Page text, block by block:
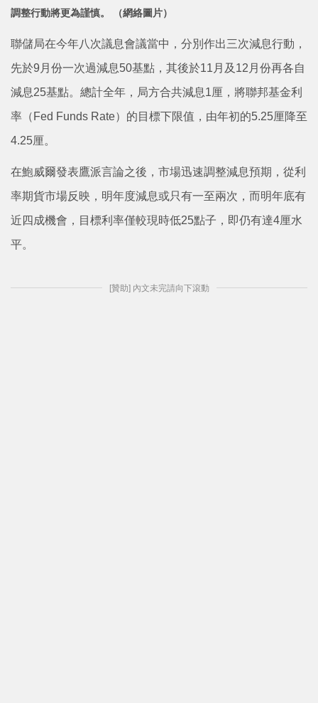
調整行動將更為謹慎。 （網絡圖片）
聯儲局在今年八次議息會議當中，分別作出三次減息行動，
先於9月份一次過減息50基點，其後於11月及12月份再各自
減息25基點。總計全年，局方合共減息1厘，將聯邦基金利
率（Fed Funds Rate）的目標下限值，由年初的5.25厘降至
4.25厘。
在鮑威爾發表鷹派言論之後，市場迅速調整減息預期，從利
率期貨市場反映，明年度減息或只有一至兩次，而明年底有
近四成機會，目標利率僅較現時低25點子，即仍有達4厘水
平。
[贊助] 內文未完請向下滾動